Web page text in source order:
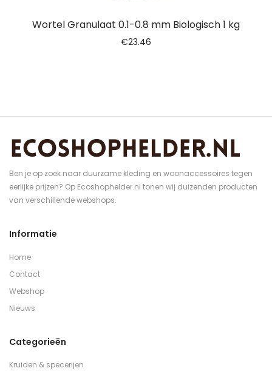
Wortel Granulaat 0.1-0.8 mm Biologisch 1 kg
€23.46
Ben je op zoek naar duurzame kleding en woonaccessoires tegen
eerlijke prijzen? Op Ecoshophelder.nl tonen wij duizenden producten
van verschillende webshops.
Informatie
Home
Contact
Webshop
Nieuws
Categorieën
Kruiden & specerijen